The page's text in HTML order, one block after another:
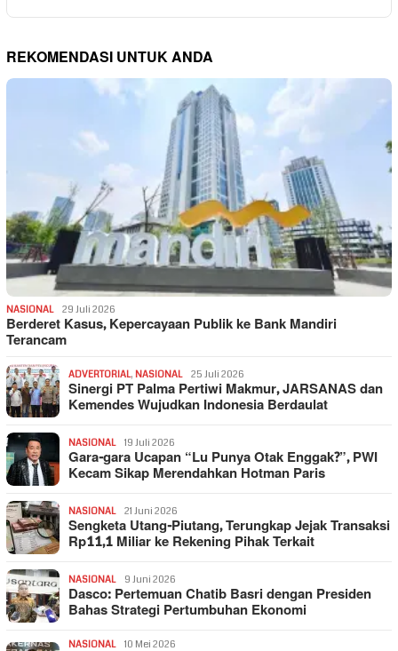
REKOMENDASI UNTUK ANDA
NASIONAL 29 Juli 2026
Berderet Kasus, Kepercayaan Publik ke Bank Mandiri
Terancam
ADVERTORIAL, NASIONAL 25 Juli 2026
Sinergi PT Palma Pertiwi Makmur, JARSANAS dan
Kemendes Wujudkan Indonesia Berdaulat
NASIONAL 19 Juli 2026
Gara-gara Ucapan “Lu Punya Otak Enggak?”, PWI
Kecam Sikap Merendahkan Hotman Paris
NASIONAL 21 Juni 2026
Sengketa Utang-Piutang, Terungkap Jejak Transaksi
Rp11,1 Miliar ke Rekening Pihak Terkait
NASIONAL 9 Juni 2026
Dasco: Pertemuan Chatib Basri dengan Presiden
Bahas Strategi Pertumbuhan Ekonomi
NASIONAL 10 Mei 2026